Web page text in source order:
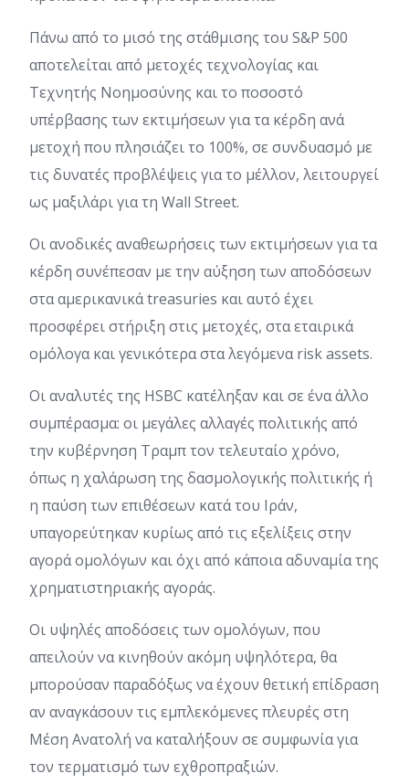
Πάνω από το μισό της στάθμισης του S&P 500
αποτελείται από μετοχές τεχνολογίας και
Τεχνητής Νοημοσύνης και το ποσοστό
υπέρβασης των εκτιμήσεων για τα κέρδη ανά
μετοχή που πλησιάζει το 100%, σε συνδυασμό με
τις δυνατές προβλέψεις για το μέλλον, λειτουργεί
ως μαξιλάρι για τη Wall Street.
Οι ανοδικές αναθεωρήσεις των εκτιμήσεων για τα
κέρδη συνέπεσαν με την αύξηση των αποδόσεων
στα αμερικανικά treasuries και αυτό έχει
προσφέρει στήριξη στις μετοχές, στα εταιρικά
ομόλογα και γενικότερα στα λεγόμενα risk assets.
Οι αναλυτές της HSBC κατέληξαν και σε ένα άλλο
συμπέρασμα: οι μεγάλες αλλαγές πολιτικής από
την κυβέρνηση Τραμπ τον τελευταίο χρόνο,
όπως η χαλάρωση της δασμολογικής πολιτικής ή
η παύση των επιθέσεων κατά του Ιράν,
υπαγορεύτηκαν κυρίως από τις εξελίξεις στην
αγορά ομολόγων και όχι από κάποια αδυναμία της
χρηματιστηριακής αγοράς.
Οι υψηλές αποδόσεις των ομολόγων, που
απειλούν να κινηθούν ακόμη υψηλότερα, θα
μπορούσαν παραδόξως να έχουν θετική επίδραση
αν αναγκάσουν τις εμπλεκόμενες πλευρές στη
Μέση Ανατολή να καταλήξουν σε συμφωνία για
τον τερματισμό των εχθροπραξιών.